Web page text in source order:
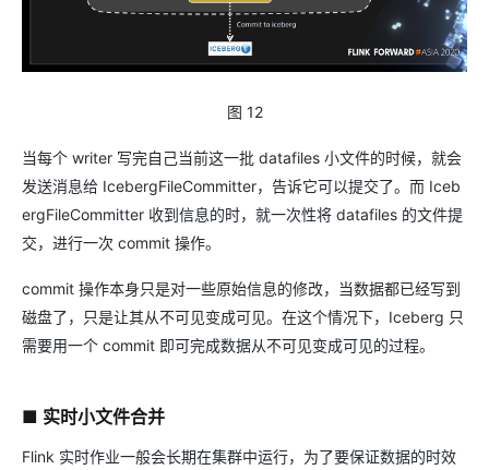
图 12
当每个 writer 写完自己当前这一批 datafiles 小文件的时候，就会
发送消息给 IcebergFileCommitter，告诉它可以提交了。而 Iceb
ergFileCommitter 收到信息的时，就一次性将 datafiles 的文件提
交，进行一次 commit 操作。
commit 操作本身只是对一些原始信息的修改，当数据都已经写到
磁盘了，只是让其从不可见变成可见。在这个情况下，Iceberg 只
需要用一个 commit 即可完成数据从不可见变成可见的过程。
■ 实时小文件合并
Flink 实时作业一般会长期在集群中运行，为了要保证数据的时效